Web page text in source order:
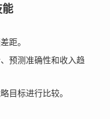
距。
预测准确性和收入趋
目标进行比较。